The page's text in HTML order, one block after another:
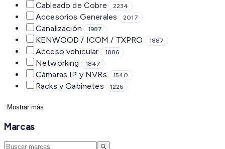
Cableado de Cobre 2234
Accesorios Generales 2017
Canalización 1987
KENWOOD / ICOM / TXPRO 1887
Acceso vehicular 1886
Networking 1847
Cámaras IP y NVRs 1540
Racks y Gabinetes 1226
Mostrar más
Marcas